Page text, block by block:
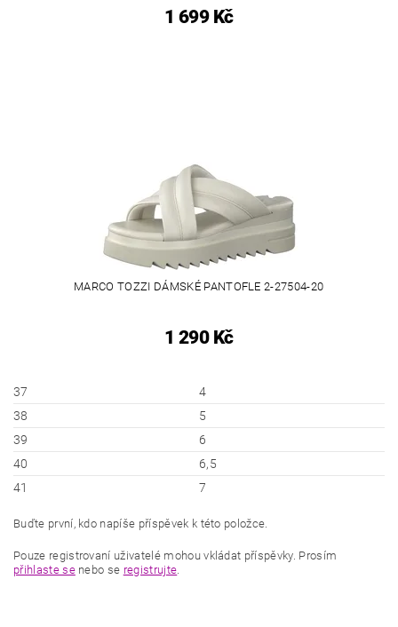
1 699 Kč
MARCO TOZZI DÁMSKÉ PANTOFLE 2-27504-20
1 290 Kč
37
4
38
5
39
6
40
6,5
41
7
Buďte první, kdo napíše příspěvek k této položce.
Pouze registrovaní uživatelé mohou vkládat příspěvky. Prosím
přihlaste senebo se registrujte.